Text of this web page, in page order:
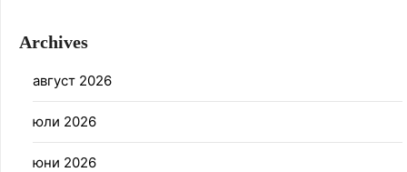
Archives
август 2026
юли 2026
юни 2026